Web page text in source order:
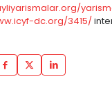
dc.org/3415/